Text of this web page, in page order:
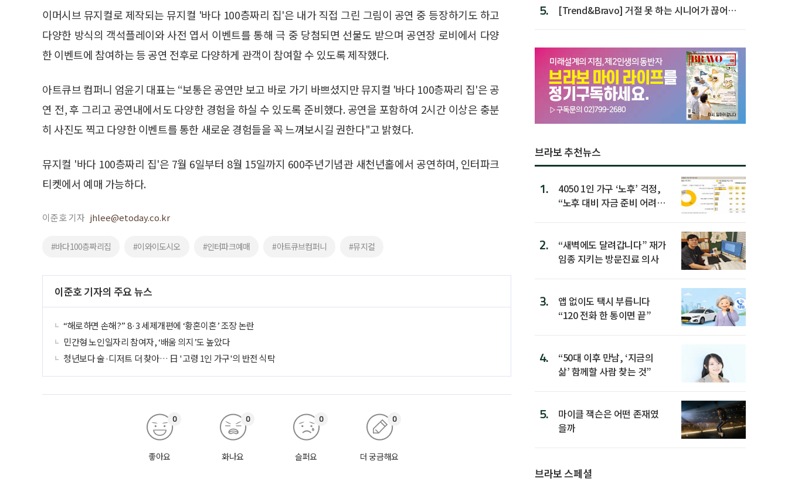
이머시브 뮤지컬로 제작되는 뮤지컬 '바다 100층짜리 집'은 내가 직접 그린 그림이 공연 중 등장하기도 하고
다양한 방식의 객석플레이와 사전 엽서 이벤트를 통해 극 중 당첨되면 선물도 받으며 공연장 로비에서 다양
한 이벤트에 참여하는 등 공연 전후로 다양하게 관객이 참여할 수 있도록 제작했다.
아트큐브 컴퍼니 엄윤기 대표는 “보통은 공연만 보고 바로 가기 바쁘셨지만 뮤지컬 '바다 100층짜리 집'은 공
연 전, 후 그리고 공연내에서도 다양한 경험을 하실 수 있도록 준비했다. 공연을 포함하여 2시간 이상은 충분
히 사진도 찍고 다양한 이벤트를 통한 새로운 경험들을 꼭 느껴보시길 권한다"고 밝혔다.
뮤지컬 '바다 100층짜리 집'은 7월 6일부터 8월 15일까지 600주년기념관 새천년홀에서 공연하며, 인터파크
티켓에서 예매 가능하다.
이준호 기자 jhlee@etoday.co.kr
#바다100층짜리집 #이와이도시오 #인터파크예매 #아트큐브컴퍼니 #뮤지컬
이준호 기자의 주요 뉴스
“해로하면 손해?” 8·3 세제개편에 ‘황혼이혼’ 조장 논란
민간형 노인일자리 참여자, ‘배움 의지’도 높았다
청년보다 술·디저트 더 찾아… 日 '고령 1인 가구'의 반전 식탁
좋아요
0
화나요
0
슬퍼요
0
더 궁금해요
0
5.
[Trend&Bravo] 거절 못 하는 시니어가 끊어야
브라보 추천뉴스
1.
4050 1인 가구 ‘노후’ 걱정,
“노후 대비 자금 준비 어려
2.
“새벽에도 달려갑니다” 재가
임종 지키는 방문진료 의사
3.
앱 없이도 택시 부릅니다
“120 전화 한 통이면 끝”
4.
“50대 이후 만남, ‘지금의
삶’ 함께할 사람 찾는 것”
5.
마이클 잭슨은 어떤 존재였
을까
브라보 스페셜